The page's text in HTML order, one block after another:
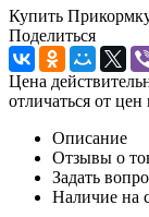
Купить
Поделиться
Цена
отличаться от
Описание
Отзывы о
Задать
Наличие на